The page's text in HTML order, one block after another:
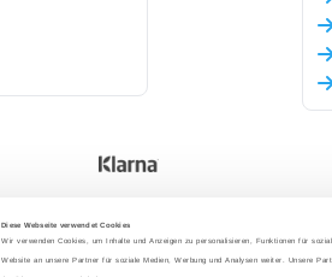
Diese Webseite verwendet Cookies
Wir verwenden Cookies, um Inhalte und Anzeigen zu personalisieren, Funktionen für
Website an unsere Partner für soziale Medien, Werbung und Analysen weiter. Unsere